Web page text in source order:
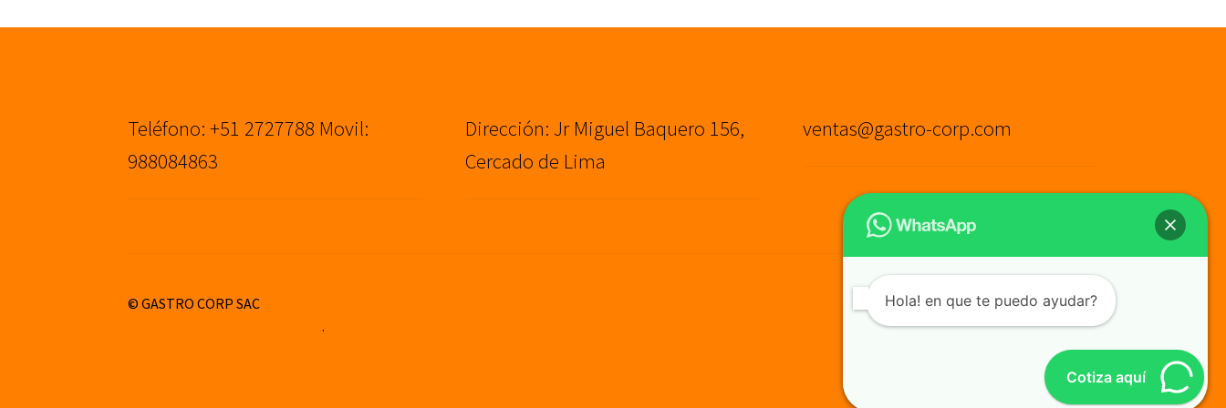
Teléfono: +51 2727788 Movil:
988084863
Dirección: Jr Miguel Baquero 156,
Cercado de Lima
ventas@gastro-corp.com
© GASTRO CORP SAC
Construido con WooCommerce.
Hola! en que te puedo ayudar?
Cotiza aquí